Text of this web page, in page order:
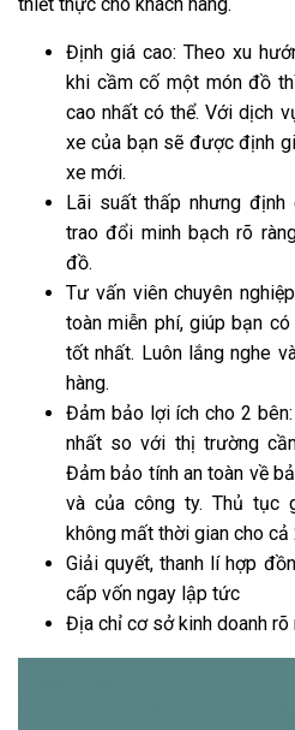
thiết thực cho khách hàng.
Định giá cao: Theo xu
khi cầm cố một món đồ
cao nhất có thể. Với dịch
xe của bạn sẽ được định
xe mới.
Lãi suất thấp nhưng
trao đổi minh bạch rõ
đồ.
Tư vấn viên chuyên
toàn miễn phí, giúp bạn
tốt nhất. Luôn lắng nghe
hàng.
Đảm bảo lợi ích cho 2
nhất so với thị trường
Đảm bảo tính an toàn về
và của công ty. Thủ tục
không mất thời gian cho cả
Giải quyết, thanh lí hợp
cấp vốn ngay lập tức
Địa chỉ cơ sở kinh doanh rõ